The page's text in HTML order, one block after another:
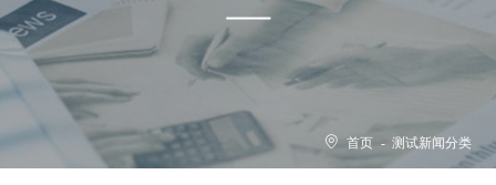
首页 - 测试新闻分类